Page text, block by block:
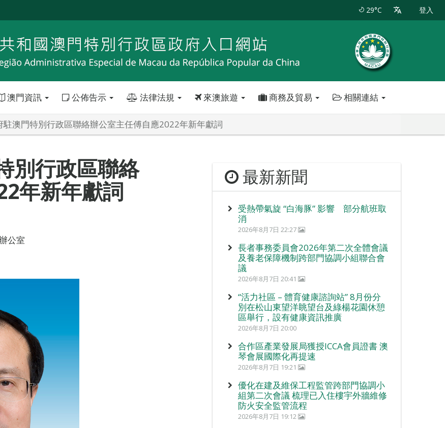
29°C 登入
澳門資訊 公佈告示 法律法規 來澳旅遊 商務及貿易 相關連結
駐澳門特別行政區聯絡辦公室主任傅自應2022年新年獻詞
別行政區聯絡
年新年獻詞
公室
最新新聞
受熱帶氣旋 “白海豚” 影響 部分航班取
消
2026年8月7日 22:27
長者事務委員會2026年第二次全體會議
及養老保障機制跨部門協調小組聯合會
議
2026年8月7日 20:41
“活力社區 – 體育健康諮詢站” 8月份分
別在松山東望洋眺望台及綠楊花園休憩
區舉行，設有健康資訊推廣
2026年8月7日 20:00
合作區產業發展局獲授ICCA會員證書 澳
琴會展國際化再提速
2026年8月7日 19:21
優化在建及維保工程監管跨部門協調小
組第二次會議 梳理已入住樓宇外牆維修
防火安全監管流程
2026年8月7日 19:12